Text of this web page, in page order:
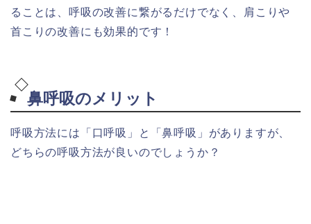
ることは、呼吸の改善に繋がるだけでなく、肩こりや
首こりの改善にも効果的です！
鼻呼吸のメリット
呼吸方法には「口呼吸」と「鼻呼吸」がありますが、
どちらの呼吸方法が良いのでしょうか？